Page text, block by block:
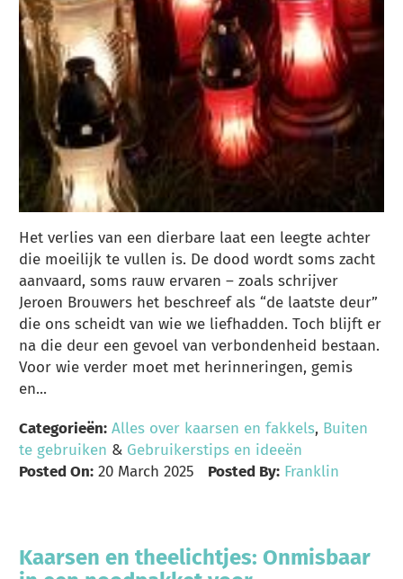
Het verlies van een dierbare laat een leegte achter
die moeilijk te vullen is. De dood wordt soms zacht
aanvaard, soms rauw ervaren – zoals schrijver
Jeroen Brouwers het beschreef als “de laatste deur”
die ons scheidt van wie we liefhadden. Toch blijft er
na die deur een gevoel van verbondenheid bestaan.
Voor wie verder moet met herinneringen, gemis
en...
Categorieën: Alles over kaarsen en fakkels, Buiten
te gebruiken & Gebruikerstips en ideeën
Posted On: 20 March 2025 Posted By: Franklin
Kaarsen en theelichtjes: Onmisbaar